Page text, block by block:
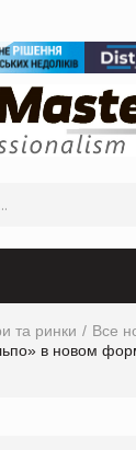
та ринки
Все
в новом